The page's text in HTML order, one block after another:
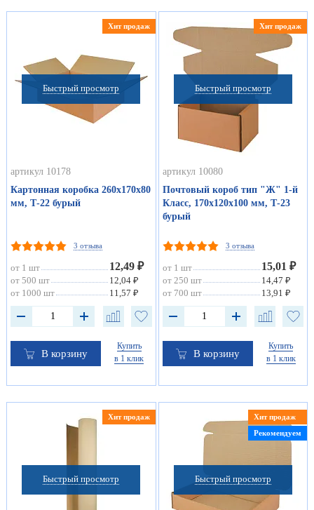
Быстрый просмотр
Хит продаж
артикул 10178
Картонная коробка 260х170х80
мм, Т-22 бурый
3 отзыва
от 1 шт 12,49 ₽
от 500 шт
12,04 ₽
от 1000 шт
11,57 ₽
В корзину
Купить
в 1 клик
Быстрый просмотр
Хит продаж
артикул 10080
Почтовый короб тип "Ж" 1-й
Класс, 170х120х100 мм, Т-23
бурый
3 отзыва
от 1 шт 15,01 ₽
от 250 шт
14,47 ₽
от 700 шт
13,91 ₽
В корзину
Купить
в 1 клик
Быстрый просмотр
Хит продаж
Быстрый просмотр
Хит продаж
Рекомендуем